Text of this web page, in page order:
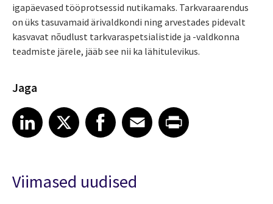
igapäevased tööprotsessid nutikamaks. Tarkvaraarendus
on üks tasuvamaid ärivaldkondi ning arvestades pidevalt
kasvavat nõudlust tarkvaraspetsialistide ja -valdkonna
teadmiste järele, jääb see nii ka lähitulevikus.
Jaga
Share article on LinkedIn
LinkedIn
Share article on XShare article on Facebook
Facebook
Share article on Email
EmailShare article on Print
Viimased uudised